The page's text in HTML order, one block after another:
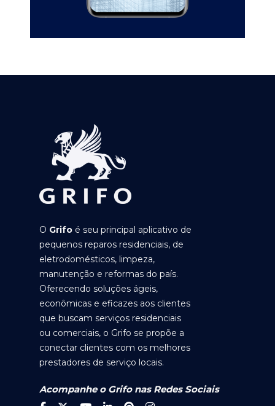
O Grifo é seu principal aplicativo de
pequenos reparos residenciais, de
eletrodomésticos, limpeza,
manutenção e reformas do país.
Oferecendo soluções ágeis,
econômicas e eficazes aos clientes
que buscam serviços residenciais
ou comerciais, o Grifo se propõe a
conectar clientes com os melhores
prestadores de serviço locais.
Acompanhe o Grifo nas Redes Sociais